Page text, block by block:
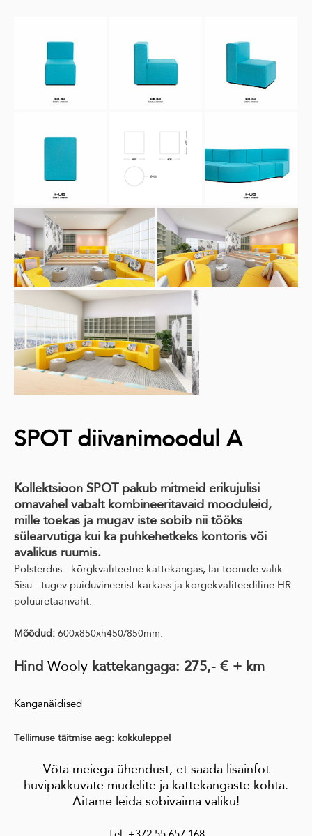
SPOT diivanimoodul A
Kollektsioon SPOT pakub mitmeid erikujulisi
omavahel vabalt kombineeritavaid mooduleid,
mille toekas ja mugav iste sobib nii tööks
sülearvutiga kui ka puhkehetkeks kontoris või
avalikus ruumis.
Polsterdus - kõrgkvaliteetne kattekangas, lai toonide valik.
Sisu - tugev puiduvineerist karkass ja kõrgekvaliteediline HR
polüuretaanvaht.
Mõõdud: 600x850xh450/850mm.
Hind Wooly kattekangaga: 275,- € + km
Kanganäidised
Tellimuse täitmise aeg: kokkuleppel
Võta meiega ühendust, et saada lisainfot
huvipakkuvate mudelite ja kattekangaste kohta.
Aitame leida sobivaima valiku!